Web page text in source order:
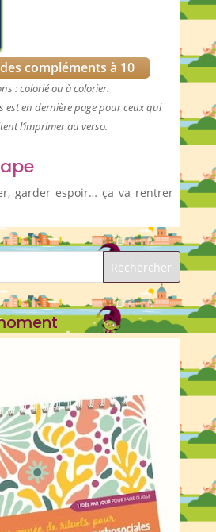
compléments à 10
: colorié ou à colorier.
est en dernière page pour ceux qui
l’imprimer au verso.
garder espoir… ça va rentrer